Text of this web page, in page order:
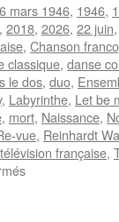
mars 1946, 1946,
, 2018, 2026, 22 juin
, Chanson
classique, danse
le dos, duo,
, Labyrinthe, Let be
, mort, Naissance,
vue, Reinhardt
télévision française,
sur